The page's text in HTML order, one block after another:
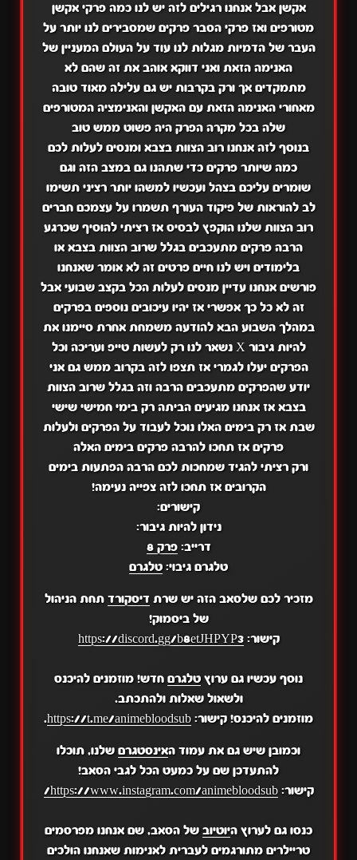
אקשן אבל אנחנו רגילים לזה יש לנו כמה פרקי אקשן
מטורפים ואז פרקי הסבר פרקים שמסבירים לנו יותר על
העבר של הדמיות מגלות לנו עוד על העולם המעניין של
האנימה הזאת ואני דווקא אוהב את זה שהם לא
מתמקדים אך ורק בקרבות יש גם עלילה מאוד טובה
מאחורי האנימה הזאת עם האקשן והאנימציה המטורפים
שלה בכל מקרה הפרק היה פשוט ממש טוב
בנוסף לזה אנחנו רוב הצוות בצבא ומנסים לעלות לכם
כמה שיותר פרקים כדי שתהנו גם במצב הזה וגם
שומרים עליכם בצהל ועכשיו למשהו יותר רציני תשימו
לב להוראות של פיקוד העורף תשמרו על עצמכם חברים
רוב הצוות שלנו הוקפץ לבסיס אז רציתי להוסיף שכרגע
הרבה פרקים מתעכבים בגלל שרוב הצוות בצבא או
בלימודים ויש לנו חיים פרטים זה לא אומר שאנחנו
פורשים אנחנו עדיין מנסים לעלות הכל בקצב שבועי אבל
זה לא כל כך אפשרי אז יהיו עיכובים נוספים בפרקים
במהלך השבוע הבא להודעה משמחת אחרת סיימנו את
להיות גיבור X נשאר לנו רק לעשות טייפ ועריכה וכל
הפרקים יעלו לגמרי אז תצפו לזה בקרוב ממש גם אני
יודע שהפרקים מתעכבים הרבה וזה בגלל שרוב הצוות
בצבא אז אנחנו מגיעים הביתה רק בימי חמישי שישי
שבת אז רק בימים האלו נוכל לעבוד על הפרקים ולעלות
פרקים אז תחכו להרבה פרקים בימים האלה
ורק רציתי להגיד שמחכות לכם הרבה הפתעות בימים
הקרובים אז תחכו לזה צפייה נעימה!
קישורים:
נידון להיות גיבור:
דרייב:פרק 8
טלגרם גיבוי:טלגרם
מזכיר לכם שלסאב הזה יש שרת דיסקורד תחת הניהול
של ביסמוק!
קישור:https://discord.gg/b8etJHPYP3
נוסף עכשיו גם ערוץטלגרםחדש! מוזמנים להיכנס
ולשאול שאלות ולהתכתב.
מוזמנים להיכנס! קישור: https://t.me/animebloodsub
.
וכמובן שיש גם את עמוד האינסטגרםשלנו, תוכלו
להתעדכן שם על כמעט הכל לגבי הסאב!
קישור:https://www.instagram.com/animebloodsub/
כנסו גם לערוץ היוטיובשל הסאב, שם אנחנו מפרסמים
טריילרים מתורגמים לעברית לאנימות שאנחנו הולכים